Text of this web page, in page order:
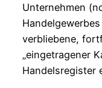
Unternehmen
verbliebene,
„eingetragener
Handelsregister